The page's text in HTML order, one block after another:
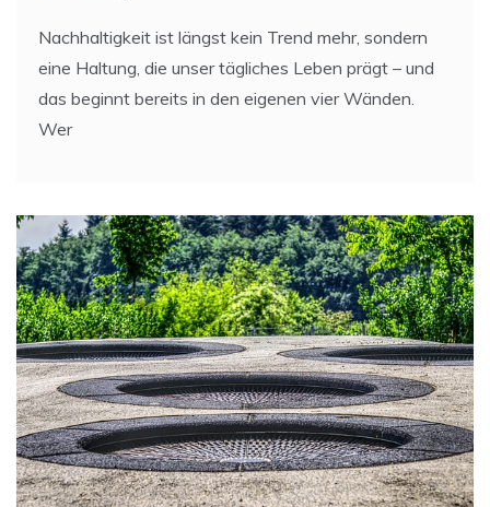
Nachhaltigkeit ist längst kein Trend mehr, sondern
eine Haltung, die unser tägliches Leben prägt – und
das beginnt bereits in den eigenen vier Wänden.
Wer